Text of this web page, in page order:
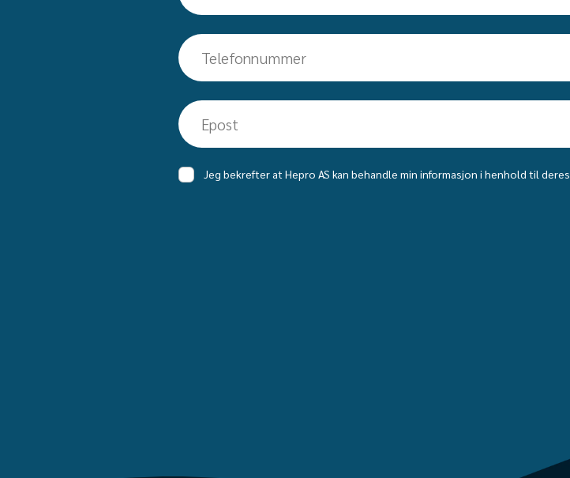
Telefon
Epost
Samtykke
Jeg bekrefter at Hepro AS kan behandle min informasjon i henhold til deres